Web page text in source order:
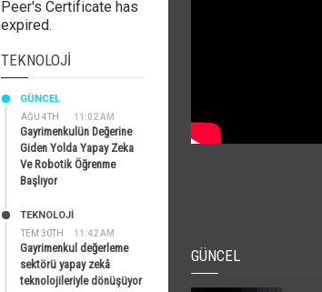
Peer's Certificate has
expired.
TEKNOLOJI
AĞU 4TH 11:02 AM
GÜNCEL
Gayrimenkulün Değerine
Giden Yolda Yapay Zeka
Ve Robotik Öğrenme
Başlıyor
TEM 30TH 11:42 AM
TEKNOLOJİ
Gayrimenkul değerleme
sektörü yapay zekâ
teknolojileriyle dönüşüyor
GÜNCEL